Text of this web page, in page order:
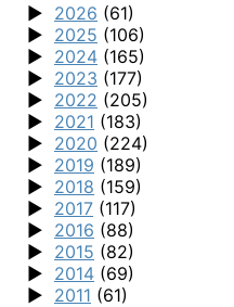
2026 (61)
2025 (106)
2024 (165)
2023 (177)
2022 (205)
2021 (183)
2020 (224)
2019 (189)
2018 (159)
2017 (117)
2016 (88)
2015 (82)
2014 (69)
2011 (61)